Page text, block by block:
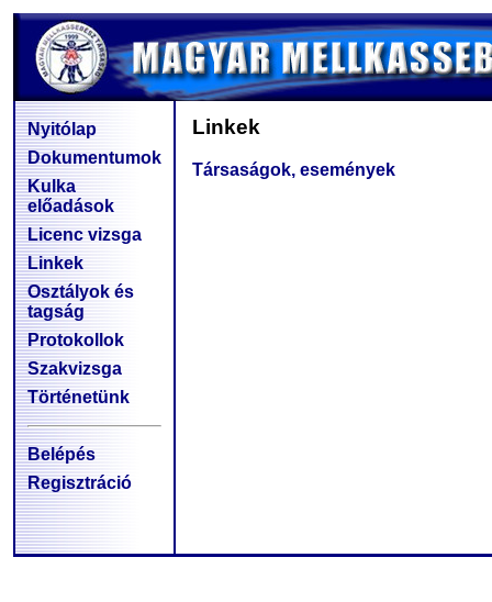
Nyitólap
Dokumentumok
Kulka
előadások
Licenc vizsga
Linkek
Osztályok és
tagság
Protokollok
Szakvizsga
Történetünk
Belépés
Regisztráció
Linkek
Társaságok, események